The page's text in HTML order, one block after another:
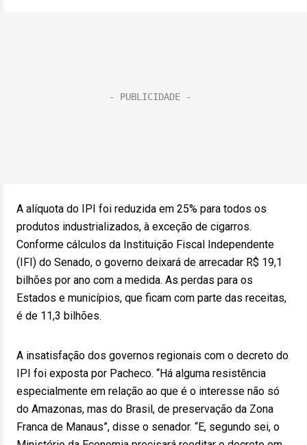
A alíquota do IPI foi reduzida em 25% para todos os
produtos industrializados, à exceção de cigarros.
Conforme cálculos da Instituição Fiscal Independente
(IFI) do Senado, o governo deixará de arrecadar R$ 19,1
bilhões por ano com a medida. As perdas para os
Estados e municípios, que ficam com parte das receitas,
é de 11,3 bilhões.
A insatisfação dos governos regionais com o decreto do
IPI foi exposta por Pacheco. “Há alguma resistência
especialmente em relação ao que é o interesse não só
do Amazonas, mas do Brasil, de preservação da Zona
Franca de Manaus”, disse o senador. “E, segundo sei, o